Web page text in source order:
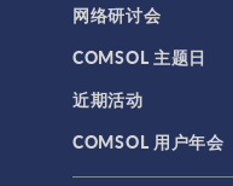
网络研讨会
COMSOL 主题日
近期活动
COMSOL 用户年会